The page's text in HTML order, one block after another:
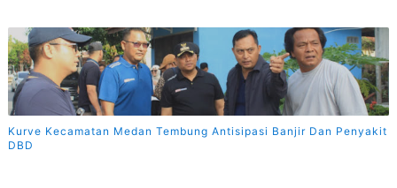
Kurve Kecamatan Medan Tembung Antisipasi Banjir Dan Penyakit
DBD